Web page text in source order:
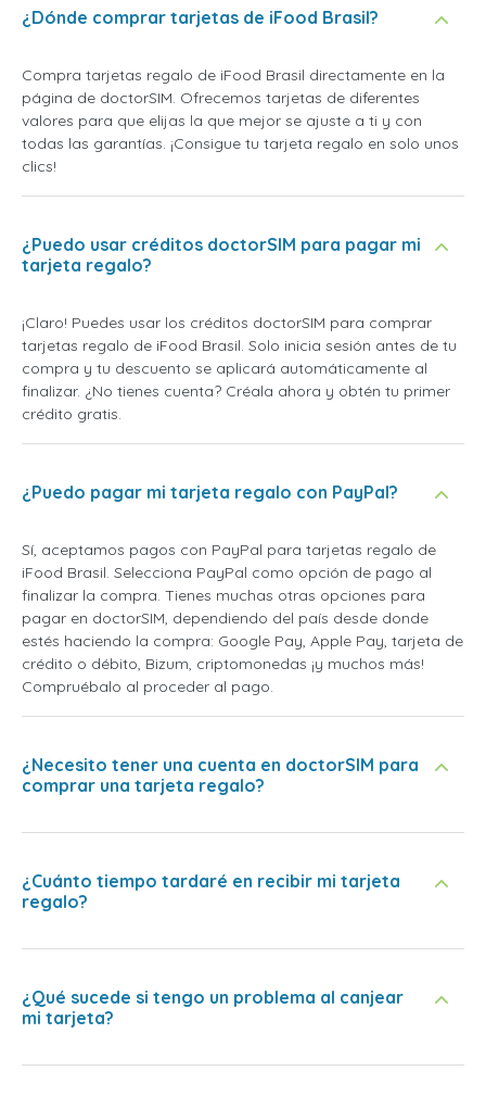
¿Dónde comprar tarjetas de iFood Brasil?
Compra tarjetas regalo de iFood Brasil directamente en la
página de doctorSIM. Ofrecemos tarjetas de diferentes
valores para que elijas la que mejor se ajuste a ti y con
todas las garantías. ¡Consigue tu tarjeta regalo en solo unos
clics!
¿Puedo usar créditos doctorSIM para pagar mi
tarjeta regalo?
¡Claro! Puedes usar los créditos doctorSIM para comprar
tarjetas regalo de iFood Brasil. Solo inicia sesión antes de tu
compra y tu descuento se aplicará automáticamente al
finalizar. ¿No tienes cuenta? Créala ahora y obtén tu primer
crédito gratis.
¿Puedo pagar mi tarjeta regalo con PayPal?
Sí, aceptamos pagos con PayPal para tarjetas regalo de
iFood Brasil. Selecciona PayPal como opción de pago al
finalizar la compra. Tienes muchas otras opciones para
pagar en doctorSIM, dependiendo del país desde donde
estés haciendo la compra: Google Pay, Apple Pay, tarjeta de
crédito o débito, Bizum, criptomonedas ¡y muchos más!
Compruébalo al proceder al pago.
¿Necesito tener una cuenta en doctorSIM para
comprar una tarjeta regalo?
¿Cuánto tiempo tardaré en recibir mi tarjeta
regalo?
¿Qué sucede si tengo un problema al canjear
mi tarjeta?